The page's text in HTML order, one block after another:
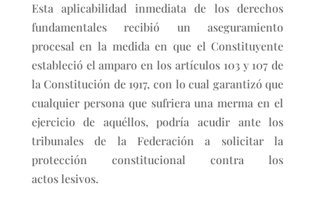
Esta aplicabilidad inmediata de los derechos
fundamentales recibió un aseguramiento
procesal en la medida en que el Constituyente
estableció el amparo en los artículos 103 y 107 de
la Constitución de 1917, con lo cual garantizó que
cualquier persona que sufriera una merma en el
ejercicio de aquéllos, podría acudir ante los
tribunales de la Federación a solicitar la
protección constitucional contra los
actos lesivos.